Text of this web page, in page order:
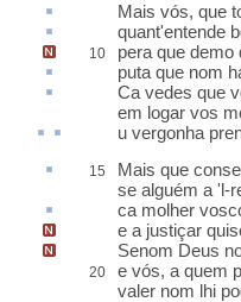
Mais vós, que
quant'entende
10
pera que demo
puta que nom
Ca vedes que
em logar vos
u vergonha
15 Mais que
se alguém a 'l-
ca molher
e a justiçar
Senom Deus
20
e vós, a quem
valer nom lhi